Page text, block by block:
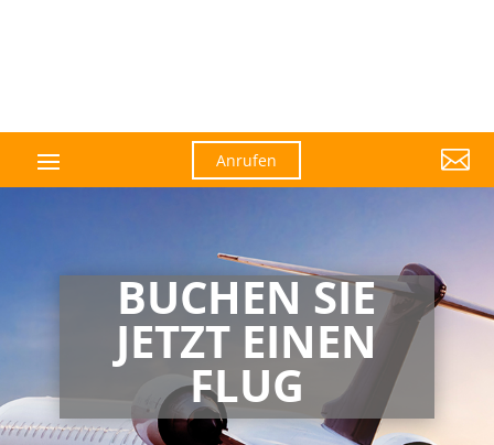
Anrufen 
BUCHEN SIE
JETZT EINEN
FLUG